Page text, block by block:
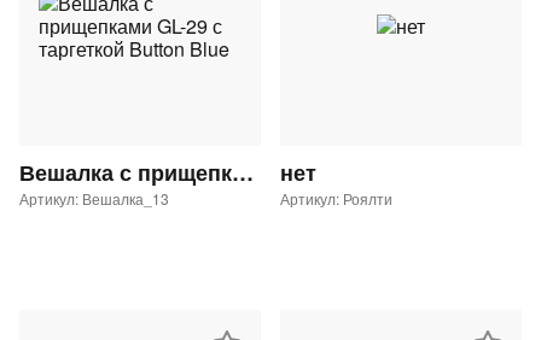
Вешалка с прищепками GL-29 с таргеткой Button Blue
Артикул: Вешалка_13
нет
Артикул: Роялти